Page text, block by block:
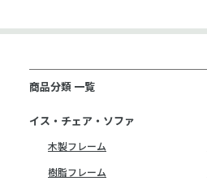
商品分類 一覧
イス・チェア・ソファ
木製フレーム
樹脂フレーム